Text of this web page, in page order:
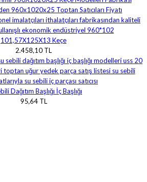
101,57X125X13 Keçe
2.458,10 TL
Dağıtım Başlığı İç Başlığı
95,64 TL